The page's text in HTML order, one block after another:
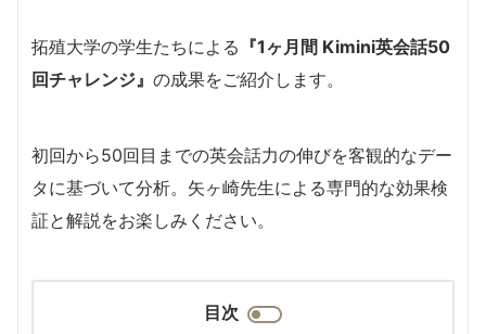
拓殖大学の学生たちによる 『1ヶ月間 Kimini英会話50
回チャレンジ』 の成果をご紹介します。
初回から50回目までの英会話力の伸びを客観的なデー
タに基づいて分析。矢ヶ崎先生による専門的な効果検
証と解説をお楽しみください。
目次